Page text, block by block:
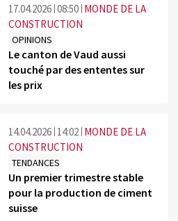
17.04.2026 08:50 MONDE DE LA
CONSTRUCTION
OPINIONS
Le canton de Vaud aussi
touché par des ententes sur
les prix
14.04.2026 14:02 MONDE DE LA
CONSTRUCTION
TENDANCES
Un premier trimestre stable
pour la production de ciment
suisse